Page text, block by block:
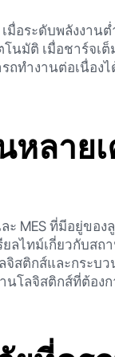
มื่อระดับพลังงา
นมัติ เมื่อชาร์จเ
ทำงานต่อเนื่อง
หลาย
MES ที่มีอยู่ของ
ลไทม์เกี่ยวกับสถ
สติกส์และกระบ
โลจิสติกส์ที่ต้องก